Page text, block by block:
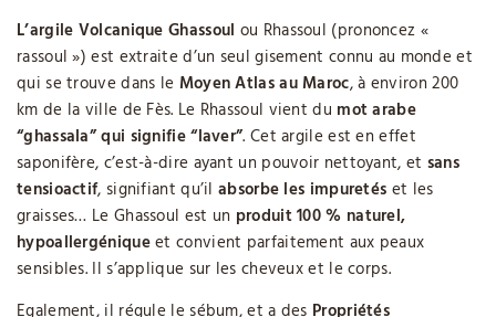
qui s’utilise sur la peau, les cheveux ou les ongles. Cette huile
à la couleur miel est gorgée d’Acides Gras Essentiels
(indispensables car non synthétisés par l’organisme) oméga-9,
oméga-6 et de vitamine e.
Les
Oméga-9 présents dans l’huile d’argan à hauteur de 45%
contribuent à
diminuer le taux de cholestérol
. L’huile d’argan
contient également 35% d’
Oméga-6 ou acide linoléique, qui
joue un rôle dans la perméabilité cellulaire. sa carence
entraîne, entre autre, un vieillissement cutané et une perte
Élasticité de la Peau
, avec apparition de rides d’où l’usage
populaire de l’huile d’argan dans de nombreux produits
L’argile Volcanique Ghassoul ou Rhassoul (prononcez «
rassoul ») est extraite d’un seul gisement connu au monde et
qui se trouve dans le Moyen Atlas au Maroc, à environ 200
km de la ville de Fès. Le Rhassoul vient du mot arabe
“ghassala” qui signifie “laver”. Cet argile est en effet
saponifère, c’est-à-dire ayant un pouvoir nettoyant, et sans
tensioactif, signifiant qu’ilabsorbe les impuretés et les
graisses… Le Ghassoul est un produit 100 % naturel,
hypoallergéniqueet convient parfaitement aux peaux
sensibles. Il s’applique sur les cheveux et le corps.
Egalement, il régule le sébum, et a des Propriétés